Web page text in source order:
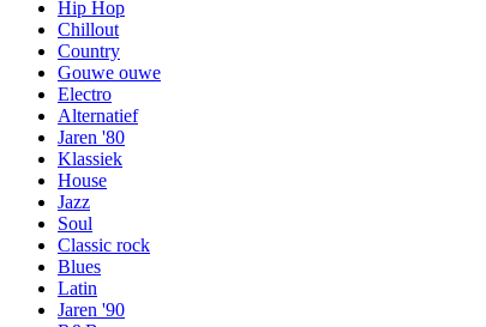
Hip Hop
Chillout
Country
Gouwe ouwe
Electro
Alternatief
Jaren '80
Klassiek
House
Jazz
Soul
Classic rock
Blues
Latin
Jaren '90